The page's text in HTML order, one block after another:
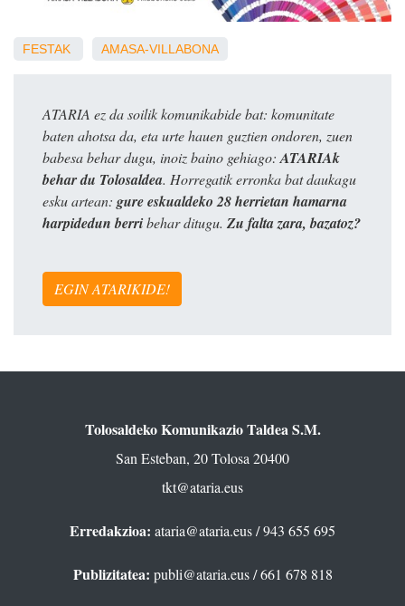
FESTAK AMASA-VILLABONA
ATARIA ez da soilik komunikabide bat: komunitate
baten ahotsa da, eta urte hauen guztien ondoren, zuen
babesa behar dugu, inoiz baino gehiago: ATARIAk
behar du Tolosaldea. Horregatik erronka bat daukagu
esku artean: gure eskualdeko 28 herrietan hamarna
harpidedun berribehar ditugu. Zu falta zara, bazatoz?
EGIN ATARIKIDE!
Tolosaldeko Komunikazio Taldea S.M.
San Esteban, 20 Tolosa 20400
tkt@ataria.eus
Erredakzioa: ataria@ataria.eus/ 943 655 695
Publizitatea: publi@ataria.eus/ 661 678 818